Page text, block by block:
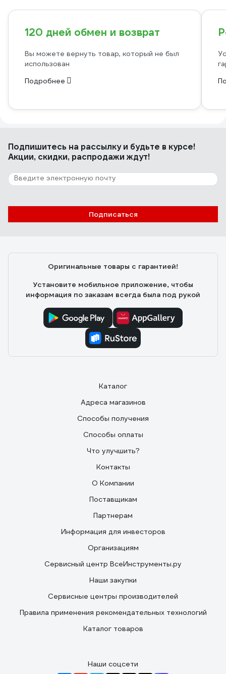
120 дней обмен и возврат
Вы можете вернуть товар, который не был
использован
Подробнее
Подпишитесь на рассылкуи будьте в курсе!
Акции, скидки, распродажи ждут!
Подписаться
Оригинальные товары с гарантией!
Установите мобильное приложение, чтобы
информация по заказам всегда была под рукой
Каталог
Адреса магазинов
Способы получения
Способы оплаты
Что улучшить?
Контакты
О Компании
Поставщикам
Партнерам
Информация для инвесторов
Организациям
Сервисный центр ВсеИнструменты.ру
Наши закупки
Сервисные центры производителей
Правила применения рекомендательных технологий
Каталог товаров
Наши соцсети